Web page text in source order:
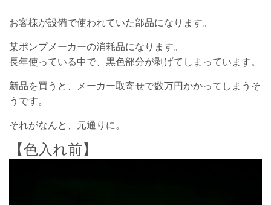
営業事務
営業
お問い合わせ
お客様が設備で使われていた部品になります。
某ポンプメーカーの消耗品になります。
長年使っている中で、黒色部分が剥げてしまっています。
新品を買うと、メーカー取寄せで数万円かかってしまうそ
うです。
それがなんと、元通りに。
【色入れ前】